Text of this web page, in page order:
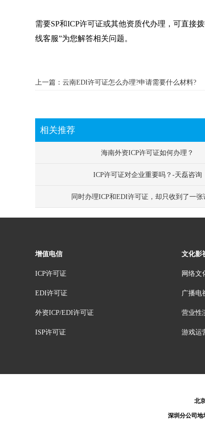
需要SP和ICP许可证或其他资质代办理，可直接
线客服”为您解答相关问题。
上一篇：云南EDI许可证怎么办理?申请需要什么材料?
相关推荐
海南外资ICP许可证如何办理？
ICP许可证对企业重要吗？-天磊咨询
同时办理ICP和EDI许可证，却只收到了一张
增值电信
ICP许可证
EDI许可证
外资ICP/EDI许可证
ISP许可证
文化影
网络文
广播电
营业性
游戏运
北
深圳分公司地